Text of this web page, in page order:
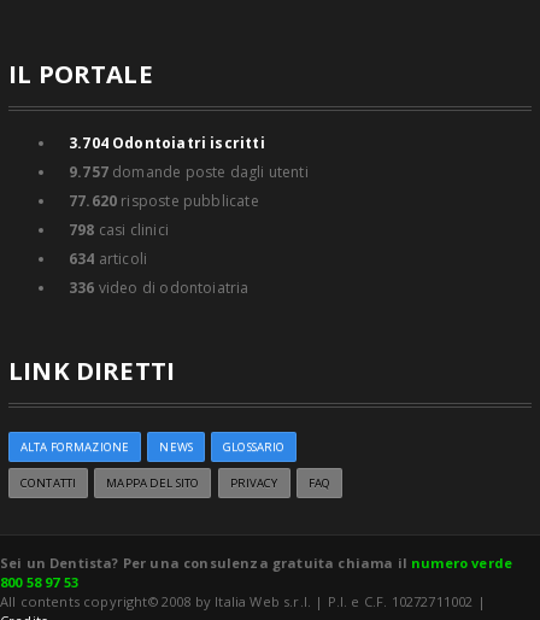
IL PORTALE
3.704Odontoiatri iscritti
9.757domande poste dagli utenti
77.620 risposte pubblicate
798 casi clinici
634 articoli
336 video di odontoiatria
LINK DIRETTI
ALTA FORMAZIONE NEWS GLOSSARIO
CONTATTI MAPPA DEL SITO PRIVACY FAQ
Sei un Dentista? Per una consulenza gratuita chiama il numero verde
800 58 97 53
All contents copyright© 2008 by Italia Web s.r.l. | P.I. e C.F. 10272711002 |